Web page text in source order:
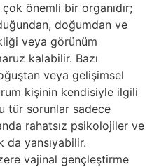
önemli bir organıdır;
doğumdan ve
veya görünüm
kalabilir. Bazı
veya gelişimsel
kişinin kendisiyle ilgili
tür sorunlar sadece
rahatsız psikolojiler ve
da yansıyabilir.
vajinal gençleştirme